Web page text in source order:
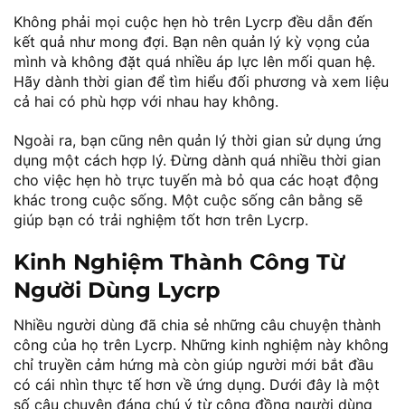
Không phải mọi cuộc hẹn hò trên Lycrp đều dẫn đến
kết quả như mong đợi. Bạn nên quản lý kỳ vọng của
mình và không đặt quá nhiều áp lực lên mối quan hệ.
Hãy dành thời gian để tìm hiểu đối phương và xem liệu
cả hai có phù hợp với nhau hay không.
Ngoài ra, bạn cũng nên quản lý thời gian sử dụng ứng
dụng một cách hợp lý. Đừng dành quá nhiều thời gian
cho việc hẹn hò trực tuyến mà bỏ qua các hoạt động
khác trong cuộc sống. Một cuộc sống cân bằng sẽ
giúp bạn có trải nghiệm tốt hơn trên Lycrp.
Kinh Nghiệm Thành Công Từ
Người Dùng Lycrp
Nhiều người dùng đã chia sẻ những câu chuyện thành
công của họ trên Lycrp. Những kinh nghiệm này không
chỉ truyền cảm hứng mà còn giúp người mới bắt đầu
có cái nhìn thực tế hơn về ứng dụng. Dưới đây là một
số câu chuyện đáng chú ý từ cộng đồng người dùng